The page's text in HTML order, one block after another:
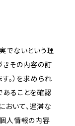
でないという理
きその内容の訂
。）を求められ
あることを確認
おいて、遅滞な
人情報の内容